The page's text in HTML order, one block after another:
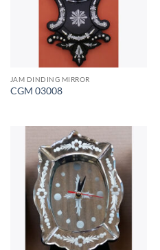
JAM DINDING MIRROR
CGM 03008